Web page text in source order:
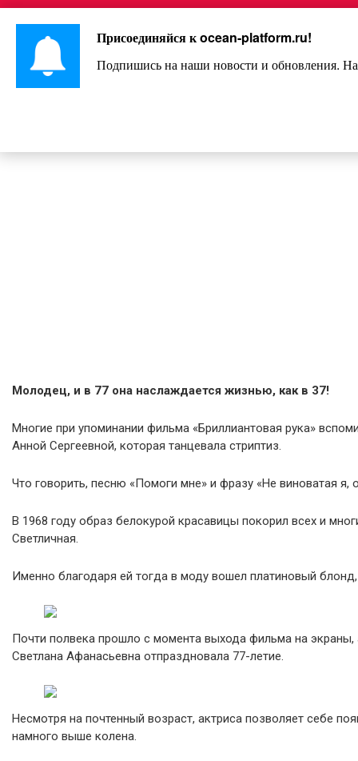
Перейти
контенту
Интересно и весело!
Молодец, и в 77 она наслаждается жизнью, как в 37!
Многие при упоминании фильма «Бриллиантовая рука»
Анной Сергеевной, которая танцевала стриптиз.
Что говорить, песню «Помоги мне» и фразу «Не виноватая я,
В 1968 году образ белокурой красавицы покорил всех и
Светличная.
Именно благодаря ей тогда в моду вошел платиновый блонд,
Почти полвека прошло с момента выхода фильма на
Светлана Афанасьевна отпраздновала 77-летие.
Несмотря на почтенный возраст, актриса позволяет себе
намного выше колена.
Присоединяйся кocean-platform.ru!
Подпишись на наши новости и обновления.